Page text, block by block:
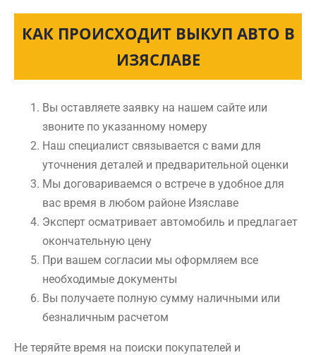
КАК ПРОИСХОДИТ ВЫКУП АВТО В
ИЗЯСЛАВЕ
Вы оставляете заявку на нашем сайте или
звоните по указанному номеру
Наш специалист связывается с вами для
уточнения деталей и предварительной оценки
Мы договариваемся о встрече в удобное для
вас время в любом районе Изяславе
Эксперт осматривает автомобиль и предлагает
окончательную цену
При вашем согласии мы оформляем все
необходимые документы
Вы получаете полную сумму наличными или
безналичным расчетом
Не теряйте время на поиски покупателей и